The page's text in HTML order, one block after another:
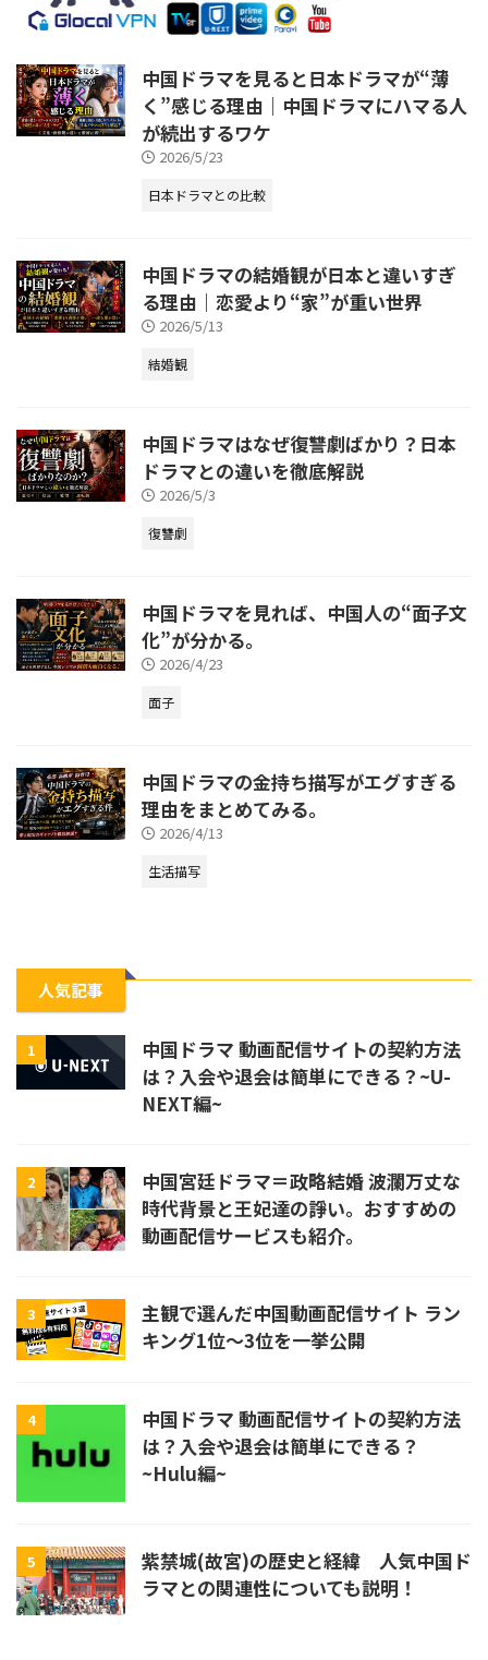
中国ドラマを見ると日本ドラマが“薄
く”感じる理由｜中国ドラマにハマる人
が続出するワケ
2026/5/23
日本ドラマとの比較
中国ドラマの結婚観が日本と違いすぎ
る理由｜恋愛より“家”が重い世界
2026/5/13
結婚観
中国ドラマはなぜ復讐劇ばかり？日本
ドラマとの違いを徹底解説
2026/5/3
復讐劇
中国ドラマを見れば、中国人の“面子文
化”が分かる。
2026/4/23
面子
中国ドラマの金持ち描写がエグすぎる
理由をまとめてみる。
2026/4/13
生活描写
人気記事
1
中国ドラマ 動画配信サイトの契約方法
は？入会や退会は簡単にできる？~U-
NEXT編~
2
中国宮廷ドラマ＝政略結婚 波瀾万丈な
時代背景と王妃達の諍い。おすすめの
動画配信サービスも紹介。
3
主観で選んだ中国動画配信サイト ラン
キング1位〜3位を一挙公開
4
中国ドラマ 動画配信サイトの契約方法
は？入会や退会は簡単にできる？
~Hulu編~
5
紫禁城(故宮)の歴史と経緯 人気中国ド
ラマとの関連性についても説明！